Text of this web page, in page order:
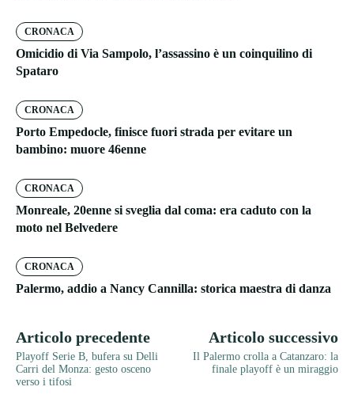
CRONACA
Omicidio di Via Sampolo, l’assassino è un coinquilino di
Spataro
CRONACA
Porto Empedocle, finisce fuori strada per evitare un
bambino: muore 46enne
CRONACA
Monreale, 20enne si sveglia dal coma: era caduto con la
moto nel Belvedere
CRONACA
Palermo, addio a Nancy Cannilla: storica maestra di danza
Articolo precedente
Playoff Serie B, bufera su Delli
Carri del Monza: gesto osceno
verso i tifosi
Articolo successivo
Il Palermo crolla a Catanzaro: la
finale playoff è un miraggio